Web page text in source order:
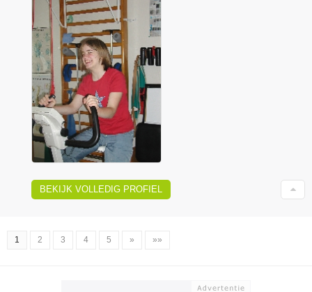
BEKIJK VOLLEDIG PROFIEL
1 2 3 4 5 » »»